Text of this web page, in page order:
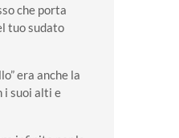
che porta
tuo sudato
era anche la
i suoi alti e